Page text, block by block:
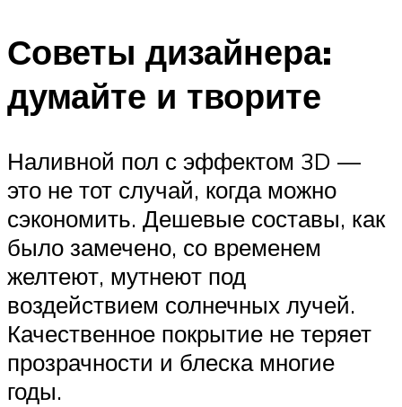
Советы дизайнера:
думайте и творите
Наливной пол с эффектом 3D —
это не тот случай, когда можно
сэкономить. Дешевые составы, как
было замечено, со временем
желтеют, мутнеют под
воздействием солнечных лучей.
Качественное покрытие не теряет
прозрачности и блеска многие
годы.